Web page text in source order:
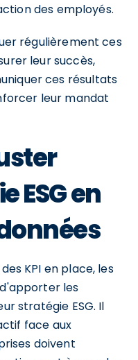
des employés.
régulièrement ces
leur succès,
ces résultats
leur mandat
ESG en
KPI en place, les
les
stratégie ESG. Il
face aux
doivent